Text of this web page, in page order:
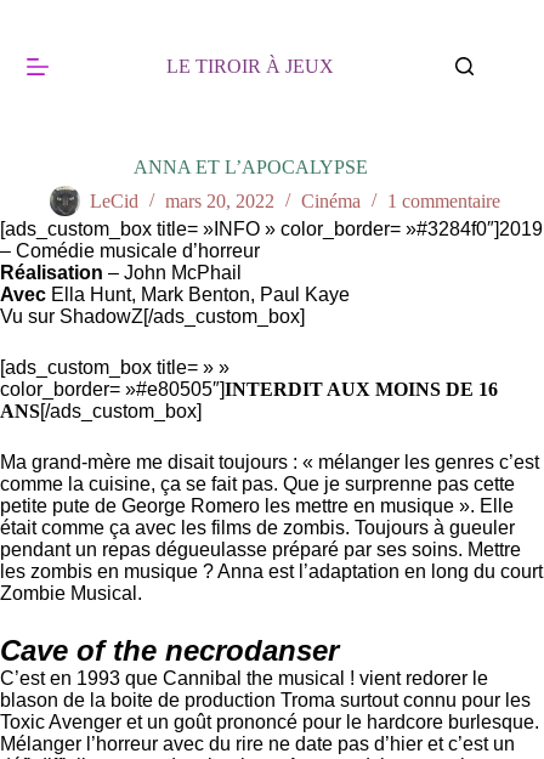
LE TIROIR À JEUX
ANNA ET L’APOCALYPSE
LeCid
mars 20, 2022 Cinéma
1 commentaire
[ads_custom_box title= »INFO » color_border= »#3284f0″]2019
– Comédie musicale d’horreur
Réalisation – John McPhail
Avec Ella Hunt, Mark Benton, Paul Kaye
Vu sur ShadowZ[/ads_custom_box]
[ads_custom_box title= » »
color_border= »#e80505″]INTERDIT AUX MOINS DE 16
ANS[/ads_custom_box]
Ma grand-mère me disait toujours : « mélanger les genres c’est
comme la cuisine, ça se fait pas. Que je surprenne pas cette
petite pute de George Romero les mettre en musique ». Elle
était comme ça avec les films de zombis. Toujours à gueuler
pendant un repas dégueulasse préparé par ses soins. Mettre
les zombis en musique ? Anna est l’adaptation en long du court
Zombie Musical.
Cave of the necrodanser
C’est en 1993 que Cannibal the musical ! vient redorer le
blason de la boite de production Troma surtout connu pour les
Toxic Avenger et un goût prononcé pour le hardcore burlesque.
Mélanger l’horreur avec du rire ne date pas d’hier et c’est un